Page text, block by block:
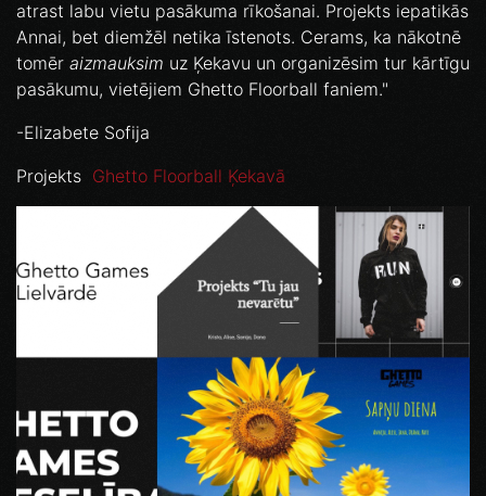
atrast labu vietu pasākuma rīkošanai. Projekts iepatikās
Annai, bet diemžēl netika īstenots. Cerams, ka nākotnē
tomēr aizmauksim uz Ķekavu un organizēsim tur kārtīgu
pasākumu, vietējiem Ghetto Floorball faniem."
-Elizabete Sofija
Projekts Ghetto Floorball Ķekavā